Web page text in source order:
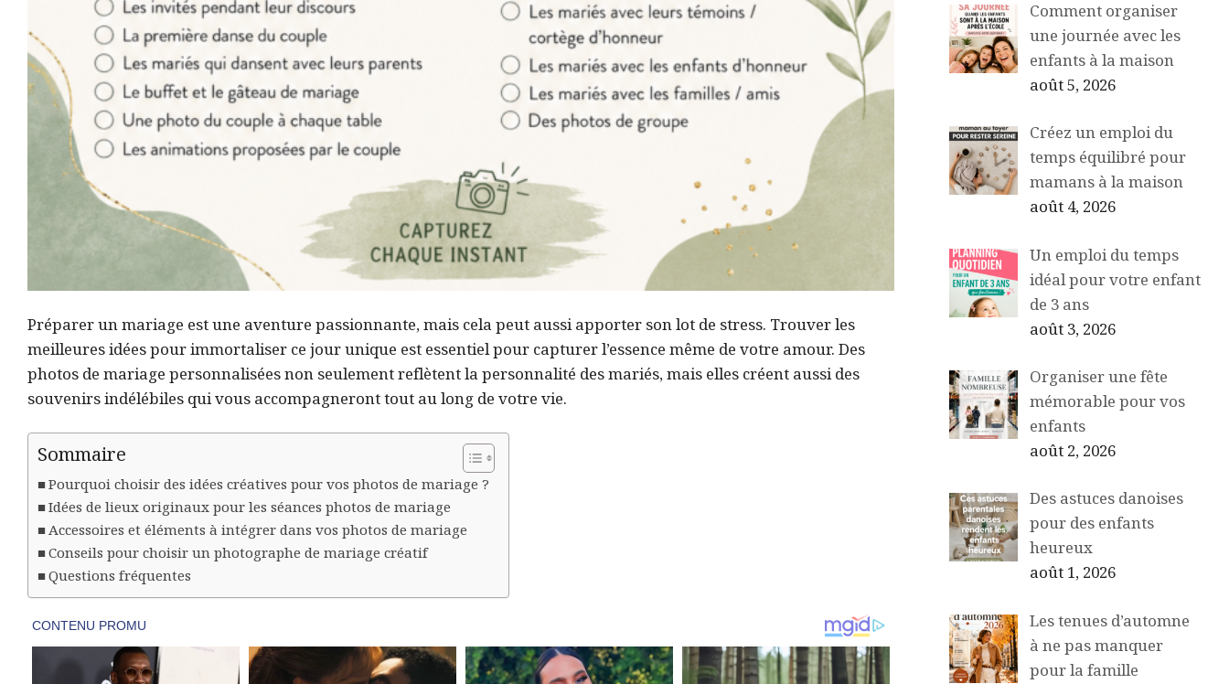
Préparer un mariage est une aventure passionnante, mais cela peut aussi apporter son lot de stress. Trouver les
meilleures idées pour immortaliser ce jour unique est essentiel pour capturer l’essence même de votre amour. Des
photos de mariage personnalisées non seulement reflètent la personnalité des mariés, mais elles créent aussi des
souvenirs indélébiles qui vous accompagneront tout au long de votre vie.
Sommaire
Pourquoi choisir des idées créatives pour vos photos de mariage ?
Idées de lieux originaux pour les séances photos de mariage
Accessoires et éléments à intégrer dans vos photos de mariage
Conseils pour choisir un photographe de mariage créatif
Questions fréquentes
Comment organiser
une journée avec les
enfants à la maison
août 5, 2026
Créez un emploi du
temps équilibré pour
mamans à la maison
août 4, 2026
Un emploi du temps
idéal pour votre enfant
de 3 ans
août 3, 2026
Organiser une fête
mémorable pour vos
enfants
août 2, 2026
Des astuces danoises
pour des enfants
heureux
août 1, 2026
Les tenues d’automne
à ne pas manquer
pour la famille